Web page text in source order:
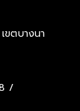
ขตบางนา
/